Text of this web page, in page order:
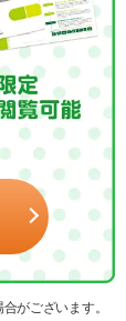
がございます。